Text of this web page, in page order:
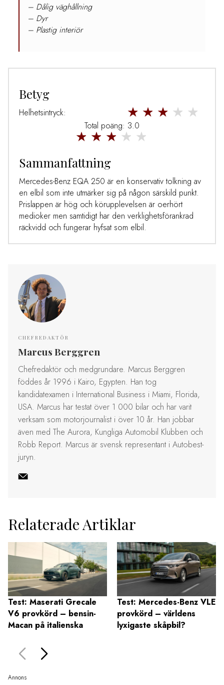
– Dålig väghållning
– Dyr
– Plastig interiör
Betyg
Helhetsintryck:
Total poäng: 3.0
Sammanfattning
Mercedes-Benz EQA 250 är en konservativ tolkning av
en elbil som inte utmärker sig på någon särskild punkt.
Prislappen är hög och körupplevelsen är oerhört
medioker men samtidigt har den verklighetsförankrad
räckvidd och fungerar hyfsat som elbil.
CHEFREDAKTÖR
Marcus Berggren
Chefredaktör och medgrundare. Marcus Berggren
föddes år 1996 i Kairo, Egypten. Han tog
kandidatexamen i International Business i Miami, Florida,
USA. Marcus har testat över 1 000 bilar och har varit
verksam som motorjournalist i över 10 år. Han jobbar
även med The Aurora, Kungliga Automobil Klubben och
Robb Report. Marcus är svensk representant i Autobest-
juryn.
Relaterade Artiklar
Test: Maserati Grecale
V6 provkörd – bensin-
Macan på italienska
Test: Mercedes-Benz VLE
provkörd – världens
lyxigaste skåpbil?
Annons